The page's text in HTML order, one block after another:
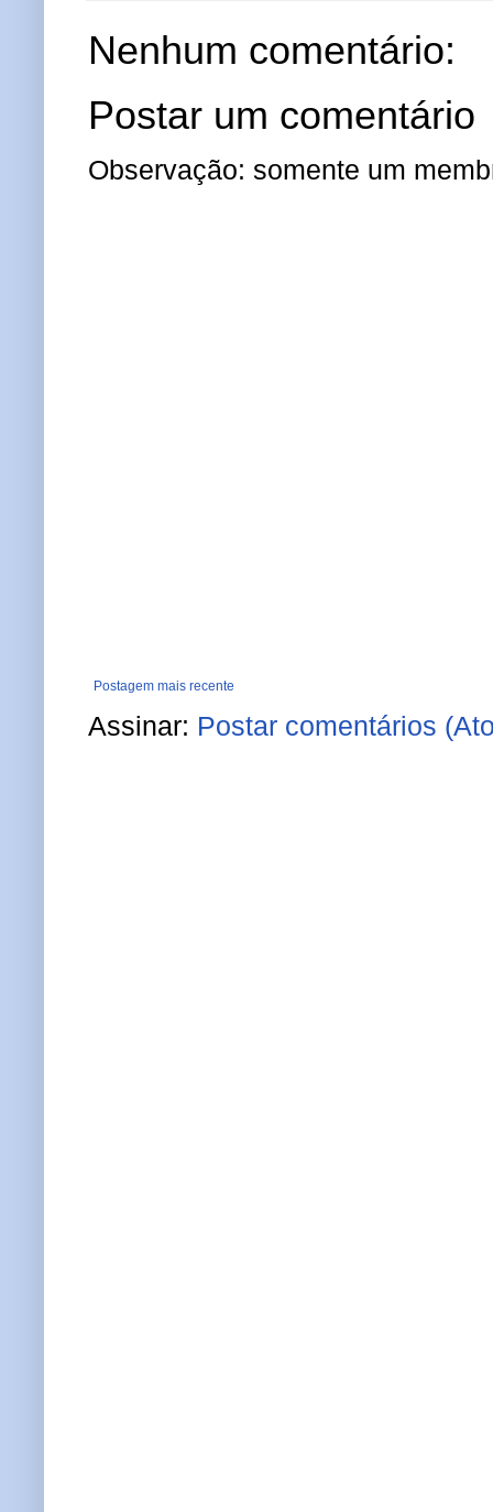
Nenhum comentário:
Postar um comentário
Observação: somente um
Postagem mais recente
Assinar: Postar comentários